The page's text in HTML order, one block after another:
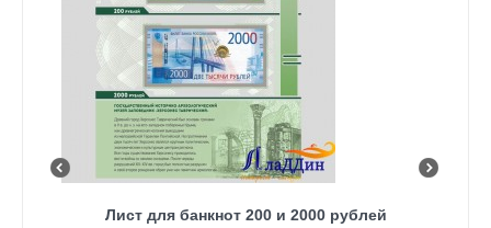
Лист для банкнот 200 и 2000 рублей